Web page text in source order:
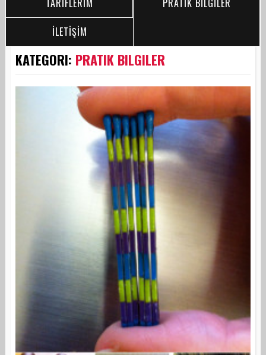
TARİFLERİM
PRATİK BİLGİLER
İLETİŞİM
KATEGORI: PRATIK BILGILER